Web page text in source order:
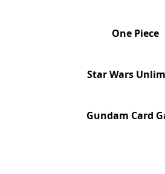
One Piece
Star Wars
Gundam Card